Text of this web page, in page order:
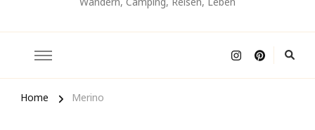
Home Merino